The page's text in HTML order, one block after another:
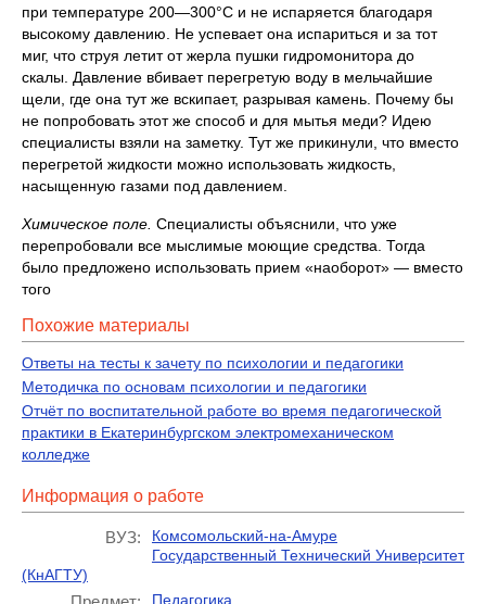
при температуре 200—300°С и не испаряется благодаря
высокому давлению. Не успевает она испариться и за тот
миг, что струя летит от жерла пушки гидромонитора до
скалы. Давление вбивает перегретую воду в мельчайшие
щели, где она тут же вскипает, разрывая камень. Почему бы
не попробовать этот же способ и для мытья меди? Идею
специалисты взяли на заметку. Тут же прикинули, что вместо
перегретой жидкости можно использовать жидкость,
насыщенную газами под давлением.
Химическое поле. Специалисты объяснили, что уже
перепробовали все мыслимые моющие средства. Тогда
было предложено использовать прием «наоборот» — вместо
того
Похожие материалы
Ответы на тесты к зачету по психологии и педагогики
Методичка по основам психологии и педагогики
Отчёт по воспитательной работе во время педагогической
практики в Екатеринбургском электромеханическом
колледже
Информация о работе
ВУЗ:
Комсомольский-на-Амуре
Государственный Технический Университет
(КнАГТУ)
Педагогика